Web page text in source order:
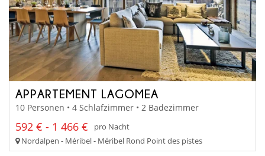
APPARTEMENT LAGOMEA
10 Personen • 4 Schlafzimmer • 2 Badezimmer
592 € - 1 466 €
pro Nacht
Nordalpen - Méribel - Méribel Rond Point des pistes